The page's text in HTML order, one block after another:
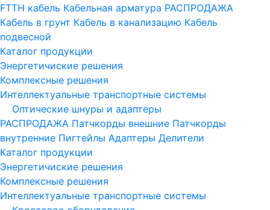
FTTH кабель Кабельная арматура РАСПРОДАЖА
Кабель в грунт Кабель в канализацию Кабель
подвесной
Каталог продукции
Энергетичиские решения
Комплексные решения
Интеллектуальные транспортные системы
Оптические шнуры и адаптеры
РАСПРОДАЖА Патчкорды внешние Патчкорды
внутренние Пигтейлы Адаптеры Делители
Каталог продукции
Энергетичиские решения
Комплексные решения
Интеллектуальные транспортные системы